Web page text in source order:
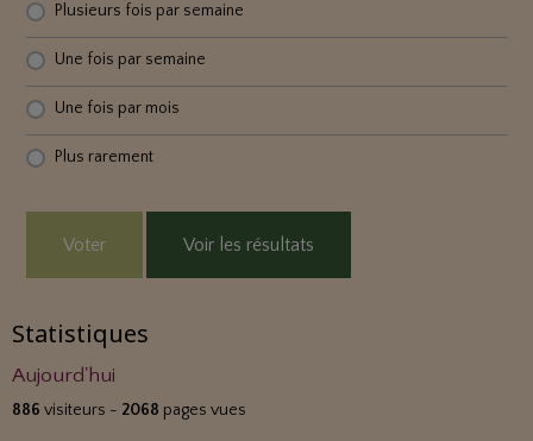
Plusieurs fois par semaine
Une fois par semaine
Une fois par mois
Plus rarement
Voter Voir les résultats
Statistiques
Aujourd'hui
886 visiteurs - 2068 pages vues